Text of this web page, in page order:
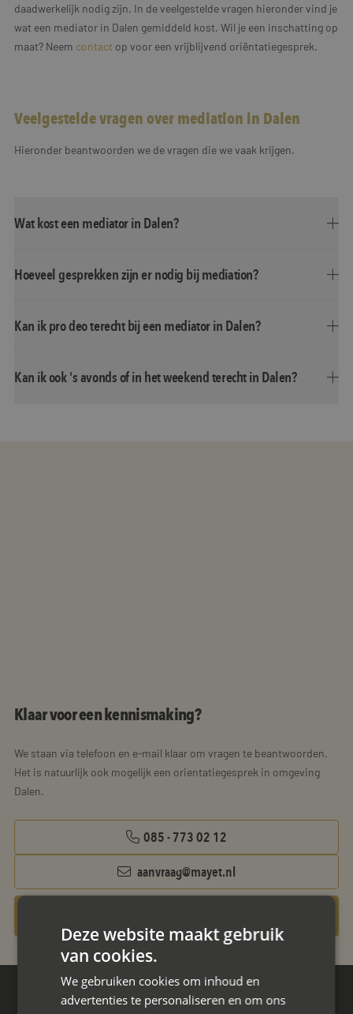
daadwerkelijk nodig zijn. In de veelgestelde vragen hieronder vind je
wat een mediator in Dalen gemiddeld kost. Wil je een inschatting op
maat? Neem contact op voor een vrijblijvend oriëntatiegesprek.
Veelgestelde vragen over mediation in Dalen
Hieronder beantwoorden we de vragen die we vaak krijgen.
Wat kost een mediator in Dalen?
Hoeveel gesprekken zijn er nodig bij mediation?
Kan ik pro deo terecht bij een mediator in Dalen?
Kan ik ook 's avonds of in het weekend terecht in Dalen?
Klaar voor een kennismaking?
We staan via telefoon en e-mail klaar om vragen te beantwoorden.
Het is natuurlijk ook mogelijk een orientatiegesprek in omgeving
Dalen.
085 - 773 02 12
aanvraag@mayet.nl
Hoofdkantoor
Deze website maakt gebruik
van cookies.
We gebruiken cookies om inhoud en
advertenties te personaliseren en om ons